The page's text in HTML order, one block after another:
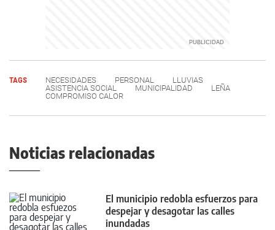
TAGS NECESIDADES PERSONAL
LLUVIAS
ASISTENCIA SOCIAL
MUNICIPALIDAD
LEÑA
COMPROMISO CALOR
Noticias relacionadas
El municipio redobla esfuerzos para
despejar y desagotar las calles
inundadas